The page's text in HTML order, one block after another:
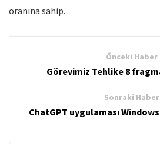
oranına sahip.
Önceki Haber
Görevimiz Tehlike 8
Sonraki Haber
ChatGPT uygulaması